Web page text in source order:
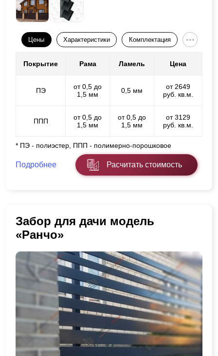
Цены Характеристики Комплектация
Покрытие Рама Ламель Цена
ПЭ
от 0,5 до
1,5 мм
0,5 мм
от 2649
руб. кв.м.
ППП
от 0,5 до
1,5 мм
от 0,5 до
1,5 мм
от 3129
руб. кв.м.
* ПЭ - полиэстер, ППП - полимерно-порошковое
Подробнее Расчитать стоимость
Забор для дачи модель
«Ранчо»